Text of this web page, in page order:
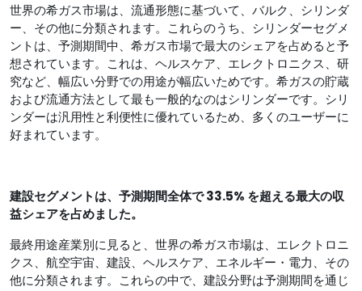
世界の希ガス市場は、流通形態に基づいて、バルク、シリンダ
ー、その他に分類されます。これらのうち、シリンダーセグメ
ントは、予測期間中、希ガス市場で最大のシェアを占めると予
想されています。これは、ヘルスケア、エレクトロニクス、研
究など、幅広い分野での用途が幅広いためです。希ガスの貯蔵
および流通方法として最も一般的なのはシリンダーです。シリ
ンダーは汎用性と利便性に優れているため、多くのユーザーに
好まれています。
建設セグメントは、予測期間全体で 33.5% を超える最大の収
益シェアを占めました。
最終用途産業別に見ると、世界の希ガス市場は、エレクトロニ
クス、航空宇宙、建設、ヘルスケア、エネルギー・電力、その
他に分類されます。これらの中で、建設分野は予測期間を通じ